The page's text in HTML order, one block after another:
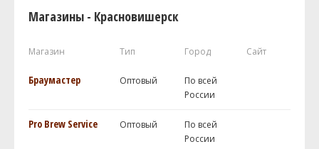
Магазины - Красновишерск
Магазин Тип Город Сайт
Браумастер Оптовый
По всей
России
Pro Brew Service Оптовый
По всей
России